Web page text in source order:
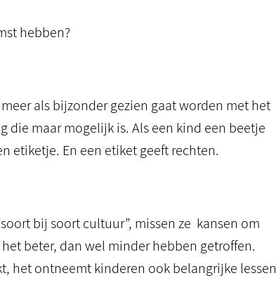
hebben?
als bijzonder gezien gaat worden met het
maar mogelijk is. Als een kind een beetje
etiketje. En een etiket geeft rechten.
bij soort cultuur”, missen ze kansen om
beter, dan wel minder hebben getroffen.
het ontneemt kinderen ook belangrijke lessen